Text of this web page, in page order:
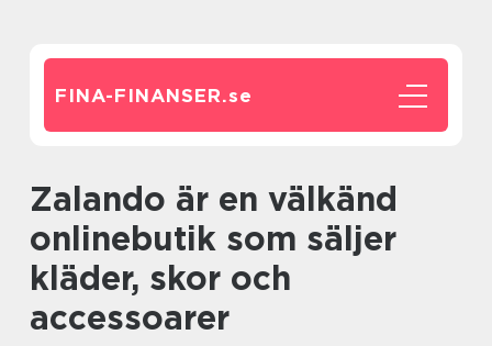
FINA-FINANSER.se
Zalando är en välkänd
onlinebutik som säljer
kläder, skor och
accessoarer